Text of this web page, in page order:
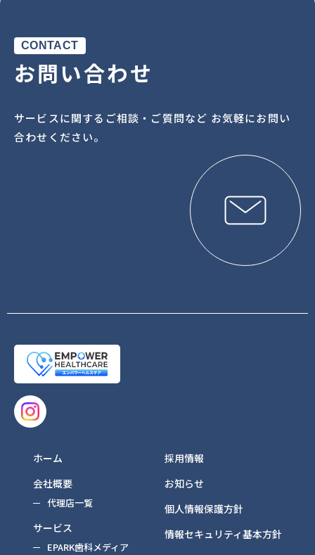
CONTACT
お問い合わせ
サービスに関するご相談・ご質問など お気軽にお問い
合わせください。
ホーム
会社概要
代理店一覧
サービス
EPARK歯科メディア
採用情報
お知らせ
個人情報保護方針
情報セキュリティ基本方針